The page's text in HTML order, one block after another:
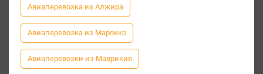
Авиаперевозка из Алжира
Авиаперевозка из Марокко
Авиаперевозки из Маврикия